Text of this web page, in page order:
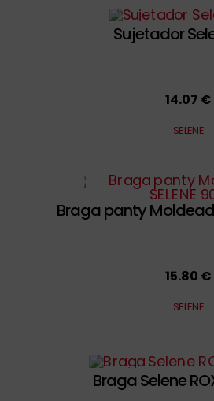
Sujetador
14.07 €
SELENE
Braga panty
15.80 €
SELENE
Braga Selene